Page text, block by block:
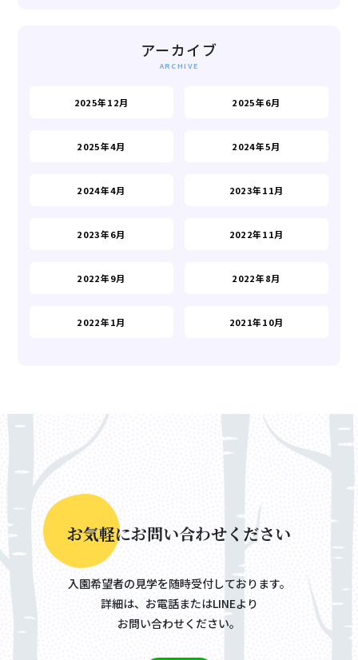
アーカイブ
2025年12月 2025年6月
2025年4月 2024年5月
2024年4月 2023年11月
2023年6月 2022年11月
2022年9月 2022年8月
2022年1月 2021年10月
お気軽にお問い合わせく ださい
入園希望者の見学を随時受付しております。
詳細は、お電話またはLINEより
お問い合わせください。